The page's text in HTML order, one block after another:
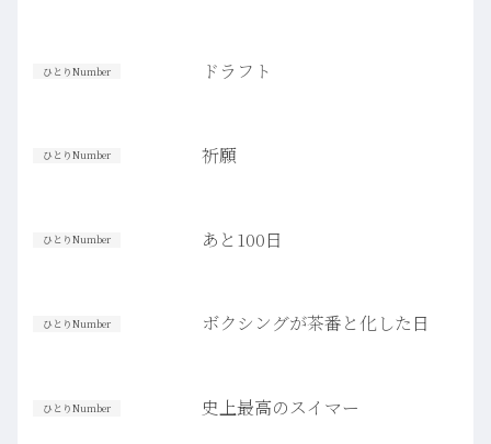
ひとりNumber ドラフト
ひとりNumber 祈願
ひとりNumber あと100日
ひとりNumber ボクシングが茶番と化した日
ひとりNumber 史上最高のスイマー